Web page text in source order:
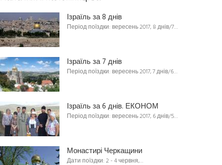
Ізраїль за 8 днів
Період поїздки: вересень 2017, 8 днів/7…
Ізраїль за 7 днів
Період поїздки: вересень 2017, 7 днів/6…
Ізраїль за 6 днів. ЕКОНОМ
Період поїздки: вересень 2017, 6 днів/5…
Монастирі Черкащини
Дати поїздки: 2 - 4 червня,…